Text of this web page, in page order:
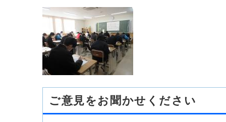
ご意見をお聞かせください